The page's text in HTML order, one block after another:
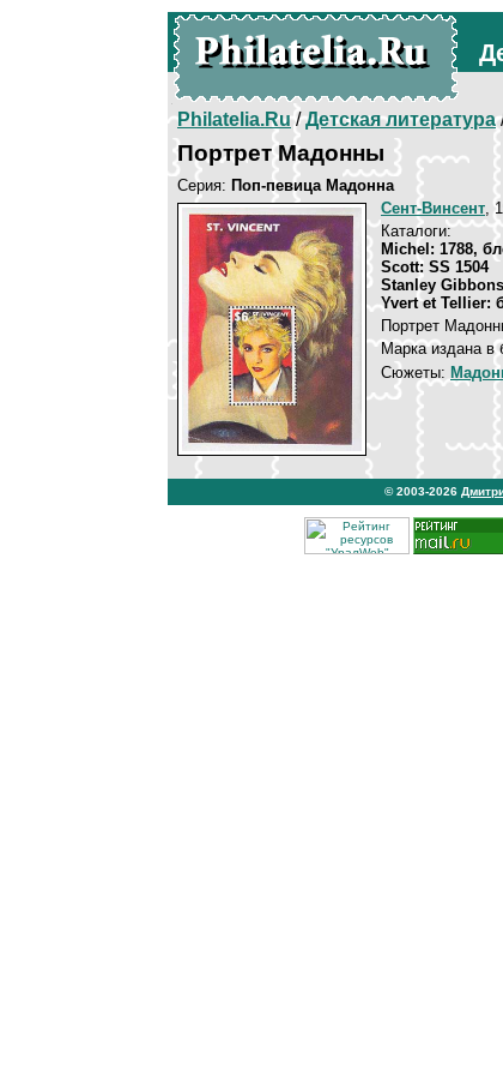
Philatelia.Ru/Детская литература
Портрет Мадонны
Серия: Поп-певица Мадонна
Сент-Винсент,
Каталоги:
Michel: 1788,
Scott: SS 1504
Stanley
Yvert et Tellier:
Портрет
Марка издана в
Сюжеты:
© 2003-2026